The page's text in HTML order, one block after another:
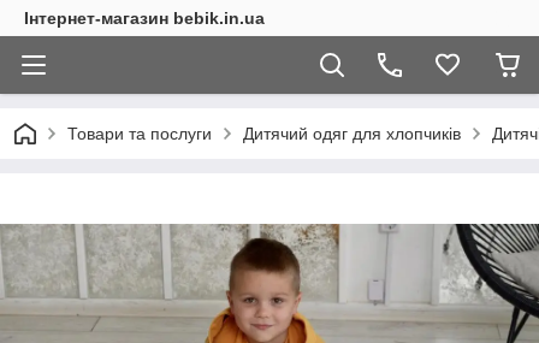
Інтернет-магазин bebik.in.ua
Товари та послуги Дитячий одяг для хлопчиків